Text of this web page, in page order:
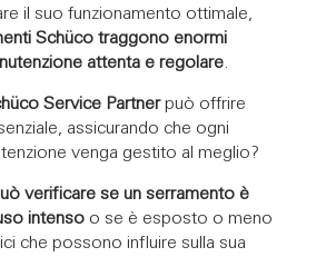
il suo funzionamento ottimale,
Schüco traggono enormi
attenta e regolare.
Service Partnerpuò offrire
assicurando che ogni
venga gestito al meglio?
verificare se un serramento è
intensoo se è esposto o meno
che possono influire sulla sua